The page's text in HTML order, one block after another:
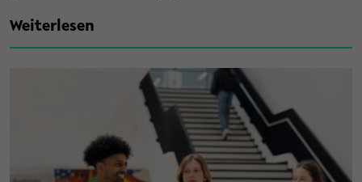
Weiterlesen